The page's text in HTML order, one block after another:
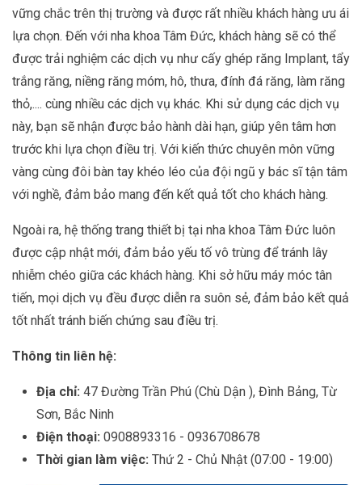
vững chắc trên thị trường và được rất nhiều khách hàng ưu ái
lựa chọn. Đến với nha khoa Tâm Đức, khách hàng sẽ có thể
được trải nghiệm các dịch vụ như cấy ghép răng Implant, tẩy
trắng răng, niềng răng móm, hô, thưa, đính đá răng, làm răng
thỏ,.... cùng nhiều các dịch vụ khác. Khi sử dụng các dịch vụ
này, bạn sẽ nhận được bảo hành dài hạn, giúp yên tâm hơn
trước khi lựa chọn điều trị. Với kiến thức chuyên môn vững
vàng cùng đôi bàn tay khéo léo của đội ngũ y bác sĩ tận tâm
với nghề, đảm bảo mang đến kết quả tốt cho khách hàng.
Ngoài ra, hệ thống trang thiết bị tại nha khoa Tâm Đức luôn
được cập nhật mới, đảm bảo yếu tố vô trùng để tránh lây
nhiễm chéo giữa các khách hàng. Khi sở hữu máy móc tân
tiến, mọi dịch vụ đều được diễn ra suôn sẻ, đảm bảo kết quả
tốt nhất tránh biến chứng sau điều trị.
Thông tin liên hệ:
Địa chỉ: 47 Đường Trần Phú (Chù Dận ), Đình Bảng, Từ
Sơn, Bắc Ninh
Điện thoại: 0908893316 - 0936708678
Thời gian làm việc: Thứ 2 - Chủ Nhật (07:00 - 19:00)